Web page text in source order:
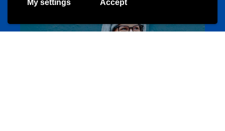
My settings Accept
Portails